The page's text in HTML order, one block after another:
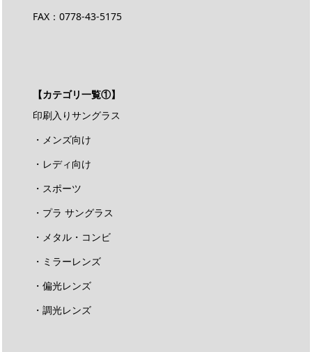
FAX：0778-43-5175
【カテゴリ一覧①】
印刷入りサングラス
・メンズ向け
・レディ向け
・スポーツ
・プラ サングラス
・メタル・コンビ
・ミラーレンズ
・偏光レンズ
・調光レンズ